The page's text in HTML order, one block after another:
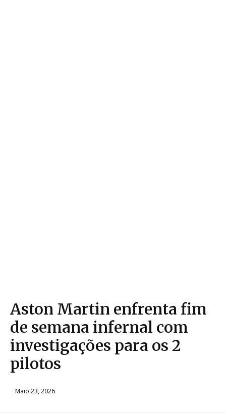
Aston Martin enfrenta fim
de semana infernal com
investigações para os 2
pilotos
Maio 23, 2026